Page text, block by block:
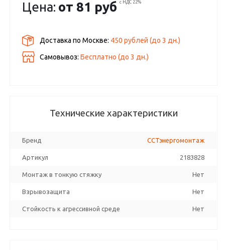
Цена: от 81 руб с НДС 22%
Доставка по Москве: 450 рублей (до3 дн.)
Самовывоз:Бесплатно (до3 дн.)
Технические характеристики
Бренд ССТэнергомонтаж
Артикул 2183828
Монтаж в тонкую стяжку Нет
Взрывозащита Нет
Стойкость к агрессивной среде Нет